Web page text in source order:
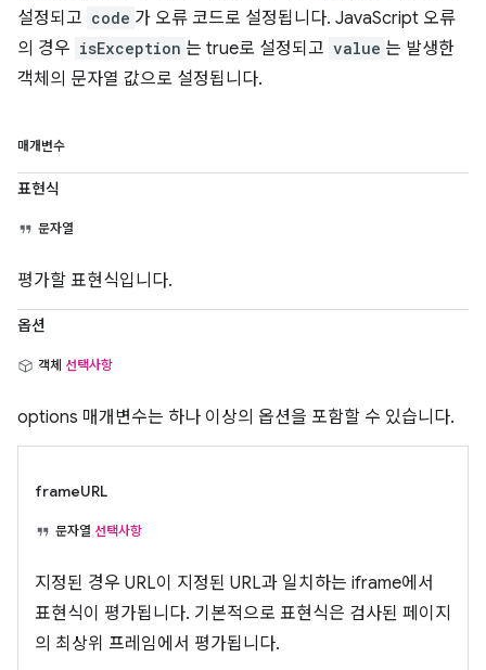
설정되고 code 가 오류 코드로 설정됩니다. JavaScript 오류
의 경우 isException 는 true로 설정되고 value 는 발생한
객체의 문자열 값으로 설정됩니다.
매개변수
표현식
문자열
평가할 표현식입니다.
옵션
객체 선택사항
options 매개변수는 하나 이상의 옵션을 포함할 수 있습니다.
frameURL
문자열 선택사항
지정된 경우 URL이 지정된 URL과 일치하는 iframe에서
표현식이 평가됩니다. 기본적으로 표현식은 검사된 페이지
의 최상위 프레임에서 평가됩니다.